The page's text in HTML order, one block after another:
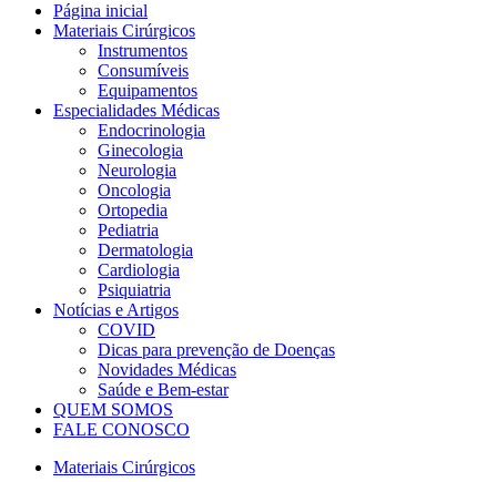
Página inicial
Materiais Cirúrgicos
Instrumentos
Consumíveis
Equipamentos
Especialidades Médicas
Endocrinologia
Ginecologia
Neurologia
Oncologia
Ortopedia
Pediatria
Dermatologia
Cardiologia
Psiquiatria
Notícias e Artigos
COVID
Dicas para prevenção de Doenças
Novidades Médicas
Saúde e Bem-estar
QUEM SOMOS
FALE CONOSCO
Materiais Cirúrgicos